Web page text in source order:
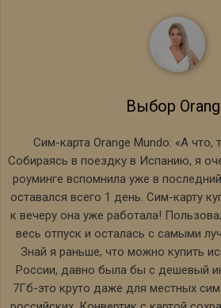
Выбор
Сим-карта Orange Mundo: «А
Собираясь в поездку в Испанию, я
роуминге вспомнила уже в
оставался всего 1 день. Сим-карту
к вечеру она уже работала!
весь отпуск и осталась с самыми
Знай я раньше, что можно купить
России, давно была бы с дешевый
7Гб-это круто даже для местных